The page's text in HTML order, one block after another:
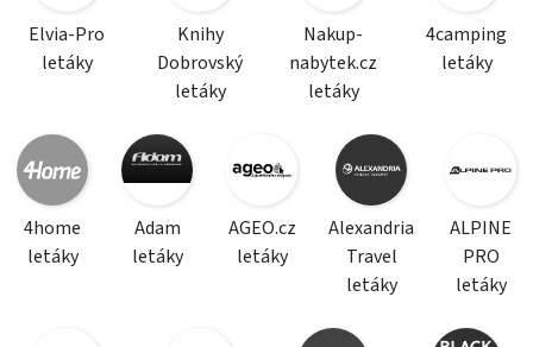
Elvia-Pro
letáky
Knihy
Dobrovský
letáky
Nakup-
nabytek.cz
letáky
4camping
letáky
4home
letáky
Adam
letáky
AGEO.cz
letáky
Alexandria
Travel
letáky
ALPINE
PRO
letáky